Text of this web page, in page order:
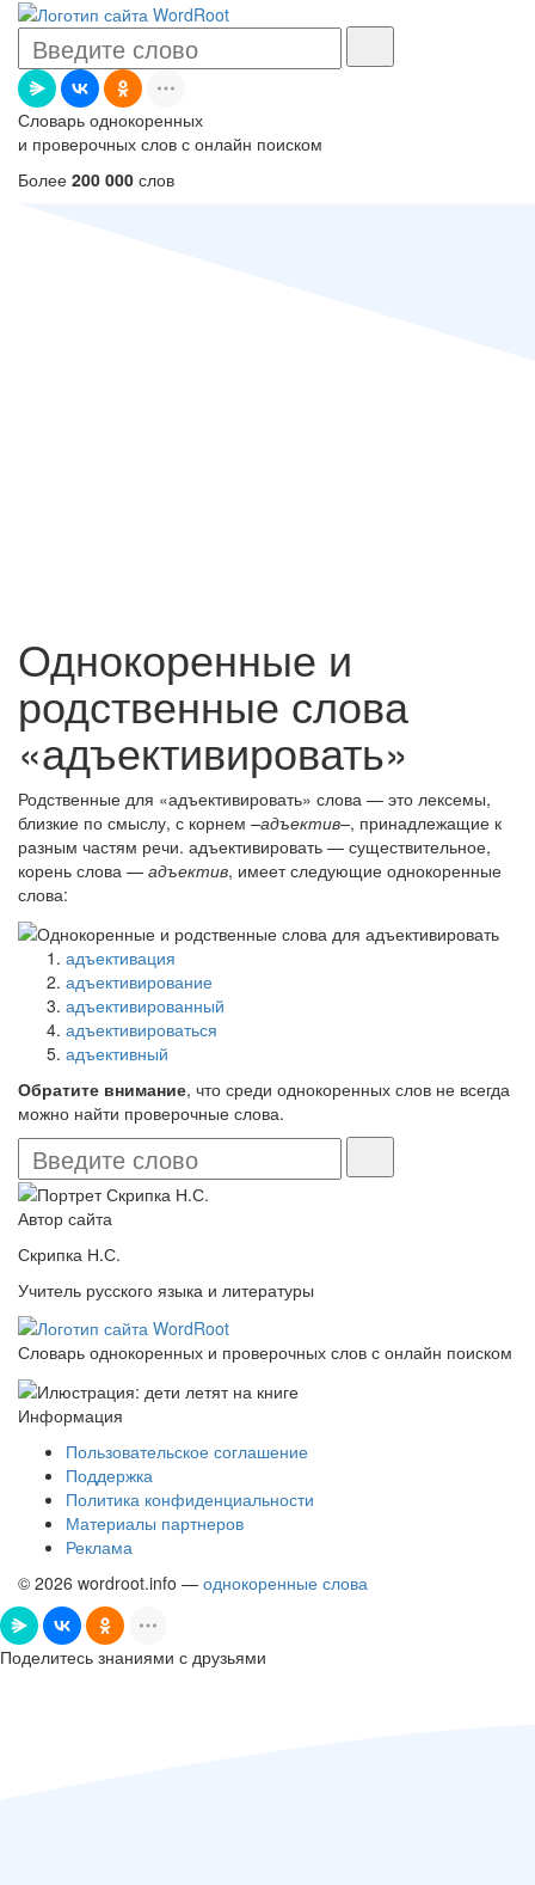
Словарь однокоренных
и проверочных слов с онлайн поиском
Более 200 000 слов
Однокоренные и
родственные слова
«адъективировать»
Родственные для «адъективировать» слова — это лексемы,
близкие по смыслу, с корнем –адъектив–, принадлежащие к
разным частям речи. адъективировать — существительное,
корень слова — адъектив, имеет следующие однокоренные
слова:
адъективация
адъективирование
адъективированный
адъективироваться
адъективный
Обратите внимание, что среди однокоренных слов не всегда
можно найти проверочные слова.
Автор сайта
Скрипка Н.С.
Учитель русского языка и литературы
Словарь однокоренных и проверочных слов с онлайн поиском
Информация
Пользовательское соглашение
Поддержка
Политика конфиденциальности
Материалы партнеров
Реклама
© 2026 wordroot.info — однокоренные слова
Поделитесь знаниями с друзьями